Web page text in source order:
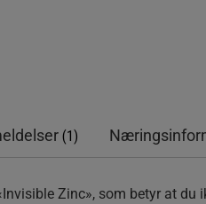
(1)
Zinc», som betyr at du